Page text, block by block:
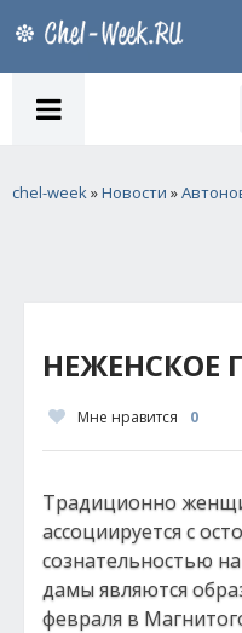
chel-week»Новости »
НЕЖЕНСКОЕ
Мне нравится 0
Традиционно
ассоциируется с
сознательностью
дамы являются
февраля в